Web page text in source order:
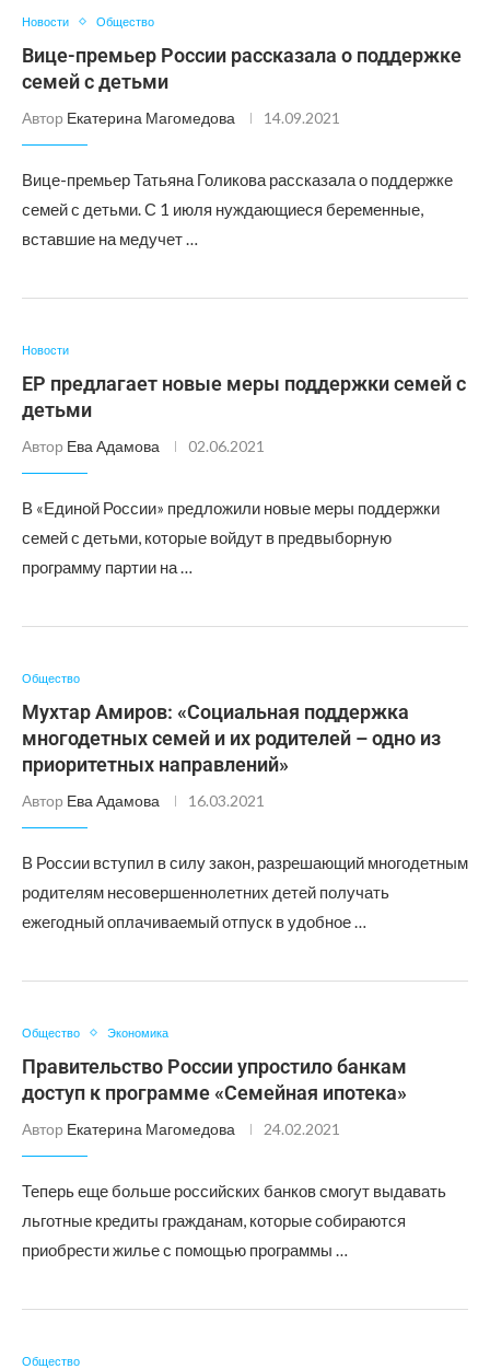
Новости Общество
Вице-премьер России рассказала о поддержке
семей с детьми
Автор Екатерина Магомедова 14.09.2021
Вице-премьер Татьяна Голикова рассказала о поддержке
семей с детьми. С 1 июля нуждающиеся беременные,
вставшие на медучет …
Новости
ЕР предлагает новые меры поддержки семей с
детьми
Автор Ева Адамова 02.06.2021
В «Единой России» предложили новые меры поддержки
семей с детьми, которые войдут в предвыборную
программу партии на …
Общество
Мухтар Амиров: «Социальная поддержка
многодетных семей и их родителей – одно из
приоритетных направлений»
Автор Ева Адамова 16.03.2021
В России вступил в силу закон, разрешающий многодетным
родителям несовершеннолетних детей получать
ежегодный оплачиваемый отпуск в удобное …
Общество Экономика
Правительство России упростило банкам
доступ к программе «Семейная ипотека»
Автор Екатерина Магомедова 24.02.2021
Теперь еще больше российских банков смогут выдавать
льготные кредиты гражданам, которые собираются
приобрести жилье с помощью программы …
Общество